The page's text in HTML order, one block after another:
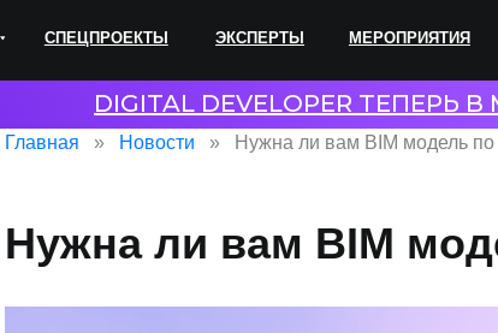
ЭКСПЕРТЫ МЕРОПРИЯТИЯ
СПЕЦПРОЕКТЫ РЕЙТИНГИ
DIGITAL DEVELOPER ТЕПЕРЬ
Главная Новости Нужна ли вам BIM модель по
Нужна ли вам BIM